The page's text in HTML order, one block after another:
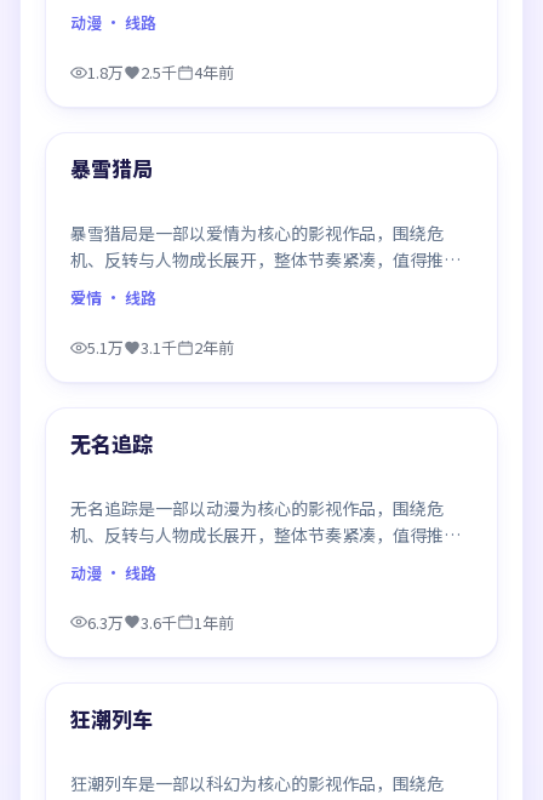
观看。
动漫 · 线路
1.8万 2.5千 4年前
最新
暴雪猎局
暴雪猎局是一部以爱情为核心的影视作品，围绕危
机、反转与人物成长展开，整体节奏紧凑，值得推荐
观看。
爱情 · 线路
5.1万 3.1千 2年前
最新
无名追踪
无名追踪是一部以动漫为核心的影视作品，围绕危
机、反转与人物成长展开，整体节奏紧凑，值得推荐
观看。
动漫 · 线路
6.3万 3.6千 1年前
最新
狂潮列车
狂潮列车是一部以科幻为核心的影视作品，围绕危